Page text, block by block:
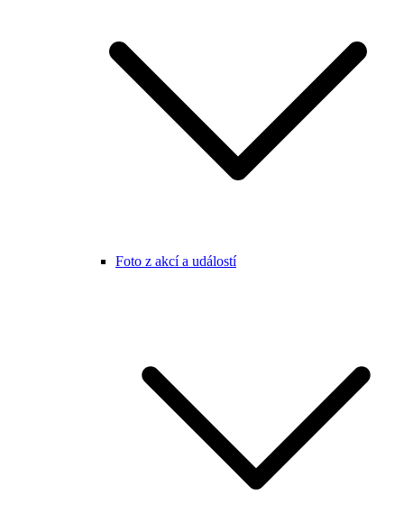
Foto z akcí a událostí